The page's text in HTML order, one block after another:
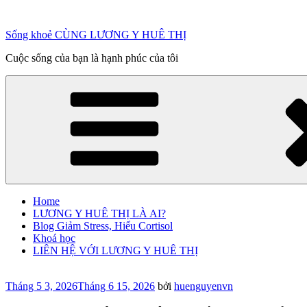
phần
dung
Sống khoẻ CÙNG LƯƠNG Y HUÊ THỊ
Cuộc sống của bạn là hạnh phúc của tôi
Home
LƯƠNG Y HUÊ THỊ LÀ AI?
Blog Giảm Stress, Hiểu Cortisol
Khoá học
LIÊN HỆ VỚI LƯƠNG Y HUÊ THỊ
Đăng
Tháng 5 3, 2026Tháng 6 15, 2026 bởi huenguyenvn